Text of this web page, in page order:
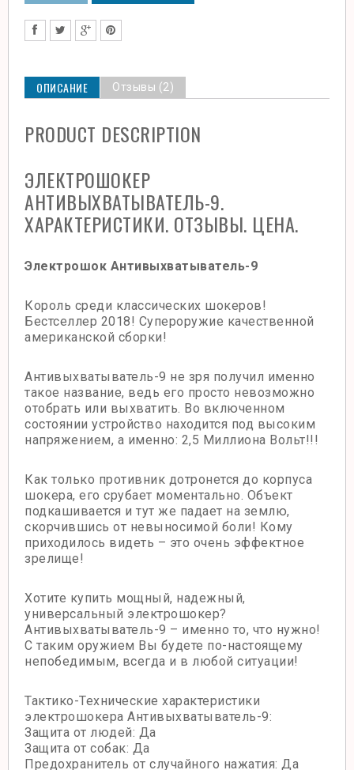
ОПИСАНИЕ Отзывы (2)
PRODUCT DESCRIPTION
ЭЛЕКТРОШОКЕР
АНТИВЫХВАТЫВАТЕЛЬ-9.
ХАРАКТЕРИСТИКИ. ОТЗЫВЫ. ЦЕНА.
Электрошок Антивыхватыватель-9
Король среди классических шокеров!
Бестселлер 2018! Супероружие качественной
американской сборки!
Антивыхватыватель-9 не зря получил именно
такое название, ведь его просто невозможно
отобрать или выхватить. Во включенном
состоянии устройство находится под высоким
напряжением, а именно: 2,5 Миллиона Вольт!!!
Как только противник дотронется до корпуса
шокера, его срубает моментально. Объект
подкашивается и тут же падает на землю,
скорчившись от невыносимой боли! Кому
приходилось видеть – это очень эффектное
зрелище!
Хотите купить мощный, надежный,
универсальный электрошокер?
Антивыхватыватель-9 – именно то, что нужно!
С таким оружием Вы будете по-настоящему
непобедимым, всегда и в любой ситуации!
Тактико-Технические характеристики
электрошокера Антивыхватыватель-9:
Защита от людей: Да
Защита от собак: Да
Предохранитель от случайного нажатия: Да